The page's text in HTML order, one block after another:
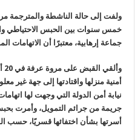
ولفت إلى حالة الناشطة والمترجمة
خمس سنوات بين الحبس الاحتياطي
جماعة إرهابية، معتبرًا أن الاتهامات
أمنية منزلها واقتادتها إلى جهة غير
نيابة أمن الدولة التي وجهت لها
جريمة من جرائم التمويل، وأمرت
أسرتها بشأن اختفائها قسريًا، حسب